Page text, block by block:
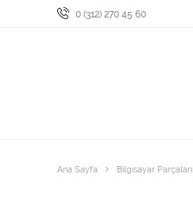
0 (312) 270 45 60
Ana Sayfa Bilgisayar Parçaları